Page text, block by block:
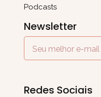
Podcasts
Newsletter
Redes Sociais